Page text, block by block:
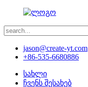
jason@create-yt.com
+86-535-6680886
სახლი
ჩვენს შესახებ